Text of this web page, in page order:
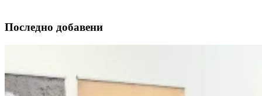
Последно добавени